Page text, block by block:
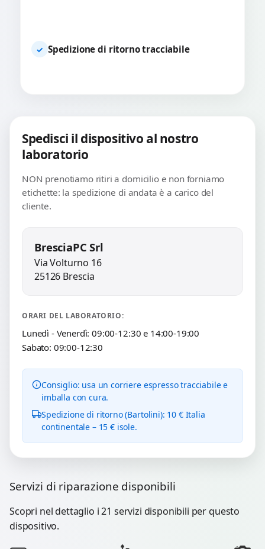
✓ Spedizione di ritorno tracciabile
Spedisci il dispositivo al nostro
laboratorio
NON prenotiamo ritiri a domicilio e non forniamo
etichette: la spedizione di andata è a carico del
cliente.
BresciaPC Srl
Via Volturno 16
25126 Brescia
ORARI DEL LABORATORIO:
Lunedì - Venerdì: 09:00-12:30 e 14:00-19:00
Sabato: 09:00-12:30
Consiglio: usa un corriere espresso tracciabile e
imballa con cura.
Spedizione di ritorno (Bartolini): 10 € Italia
continentale – 15 € isole.
Servizi di riparazione disponibili
Scopri nel dettaglio i 21 servizi disponibili per questo
dispositivo.